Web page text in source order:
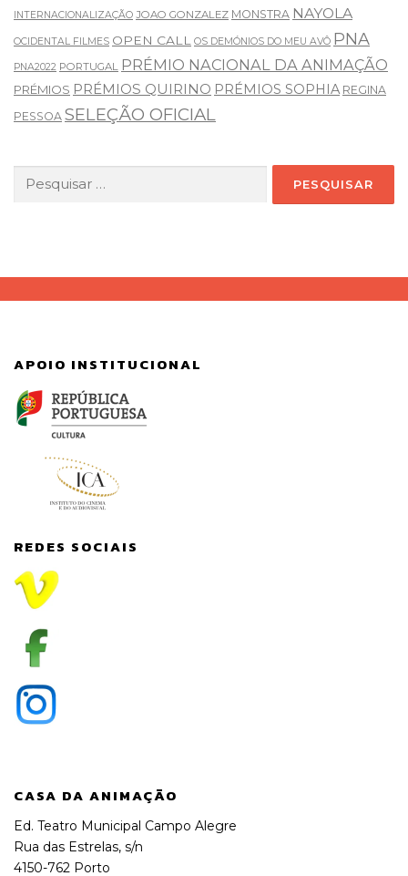
INTERNACIONALIZAÇÃO JOAO GONZALEZ MONSTRA NAYOLA
OCIDENTAL FILMES OPEN CALL OS DEMÓNIOS DO MEU AVÔ PNA
PNA2022 PORTUGAL PRÉMIO NACIONAL DA ANIMAÇÃO
PRÉMIOS PRÉMIOS QUIRINO PRÉMIOS SOPHIA REGINA
PESSOA SELEÇÃO OFICIAL
por:
APOIO INSTITUCIONAL
REDES SOCIAIS
CASA DA ANIMAÇÃO
Ed. Teatro Municipal Campo Alegre
Rua das Estrelas, s/n
4150-762 Porto